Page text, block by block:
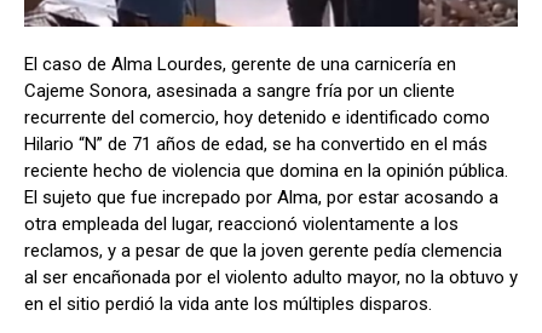
El caso de Alma Lourdes, gerente de una carnicería en
Cajeme Sonora, asesinada a sangre fría por un cliente
recurrente del comercio, hoy detenido e identificado como
Hilario “N” de 71 años de edad, se ha convertido en el más
reciente hecho de violencia que domina en la opinión pública.
El sujeto que fue increpado por Alma, por estar acosando a
otra empleada del lugar, reaccionó violentamente a los
reclamos, y a pesar de que la joven gerente pedía clemencia
al ser encañonada por el violento adulto mayor, no la obtuvo y
en el sitio perdió la vida ante los múltiples disparos.